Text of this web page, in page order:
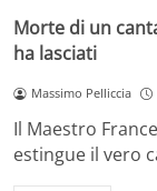
Morte di un
ha lasciati
Massimo Pelliccia
Il Maestro
estingue il vero